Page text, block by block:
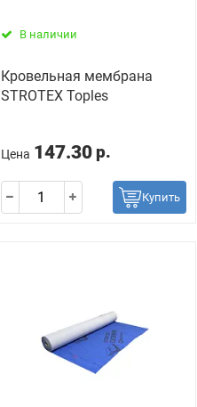
В наличии
Кровельная мембрана
STROTEX Toples
Цена 147.30 р.
Купить